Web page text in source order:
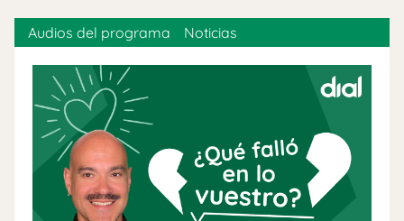
Audios del programa Noticias